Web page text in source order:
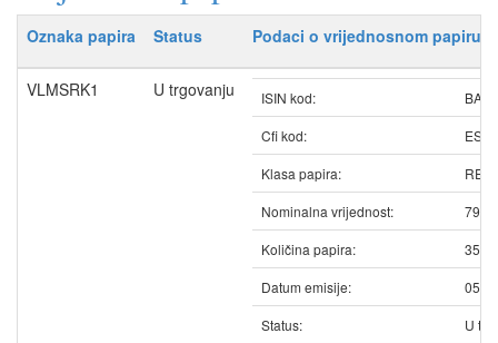
Oznaka papira Status Podaci o vrijednosnom papiru
VLMSRK1 U trgovanju ISIN kod:
Cfi kod:
Klasa papira:
Nominalna vrijednost:
79.08
Količina papira:
Datum emisije:
Status:
U